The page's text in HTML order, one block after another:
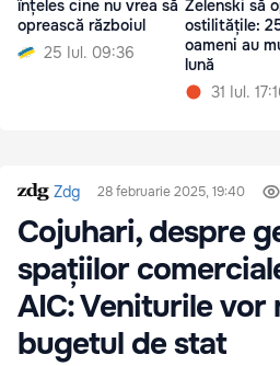
înțeles cine nu vrea să
oprească războiul
25 Iul. 09:36
Zelenski să
ostilitățile:
oameni au
lună
31 Iul.
Zdg 28 februarie 2025, 19:40
Cojuhari, despre
spațiilor
AIC: Veniturile vor
bugetul de stat